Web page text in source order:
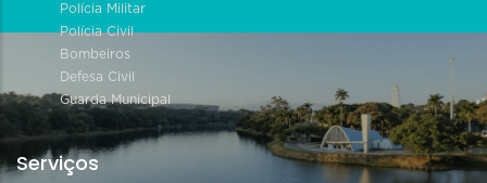
Polícia Militar
Polícia Civil
Bombeiros
Defesa Civil
Guarda Municipal
Serviços